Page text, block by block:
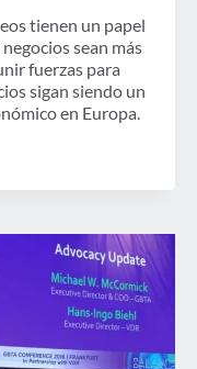
tienen un papel
sean más
fuerzas para
sigan siendo un
en Europa.